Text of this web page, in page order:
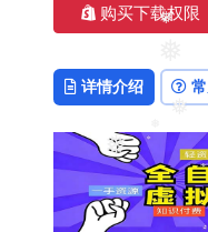
❅
❅
❅
❅
❅
购买下载权限
详情介绍